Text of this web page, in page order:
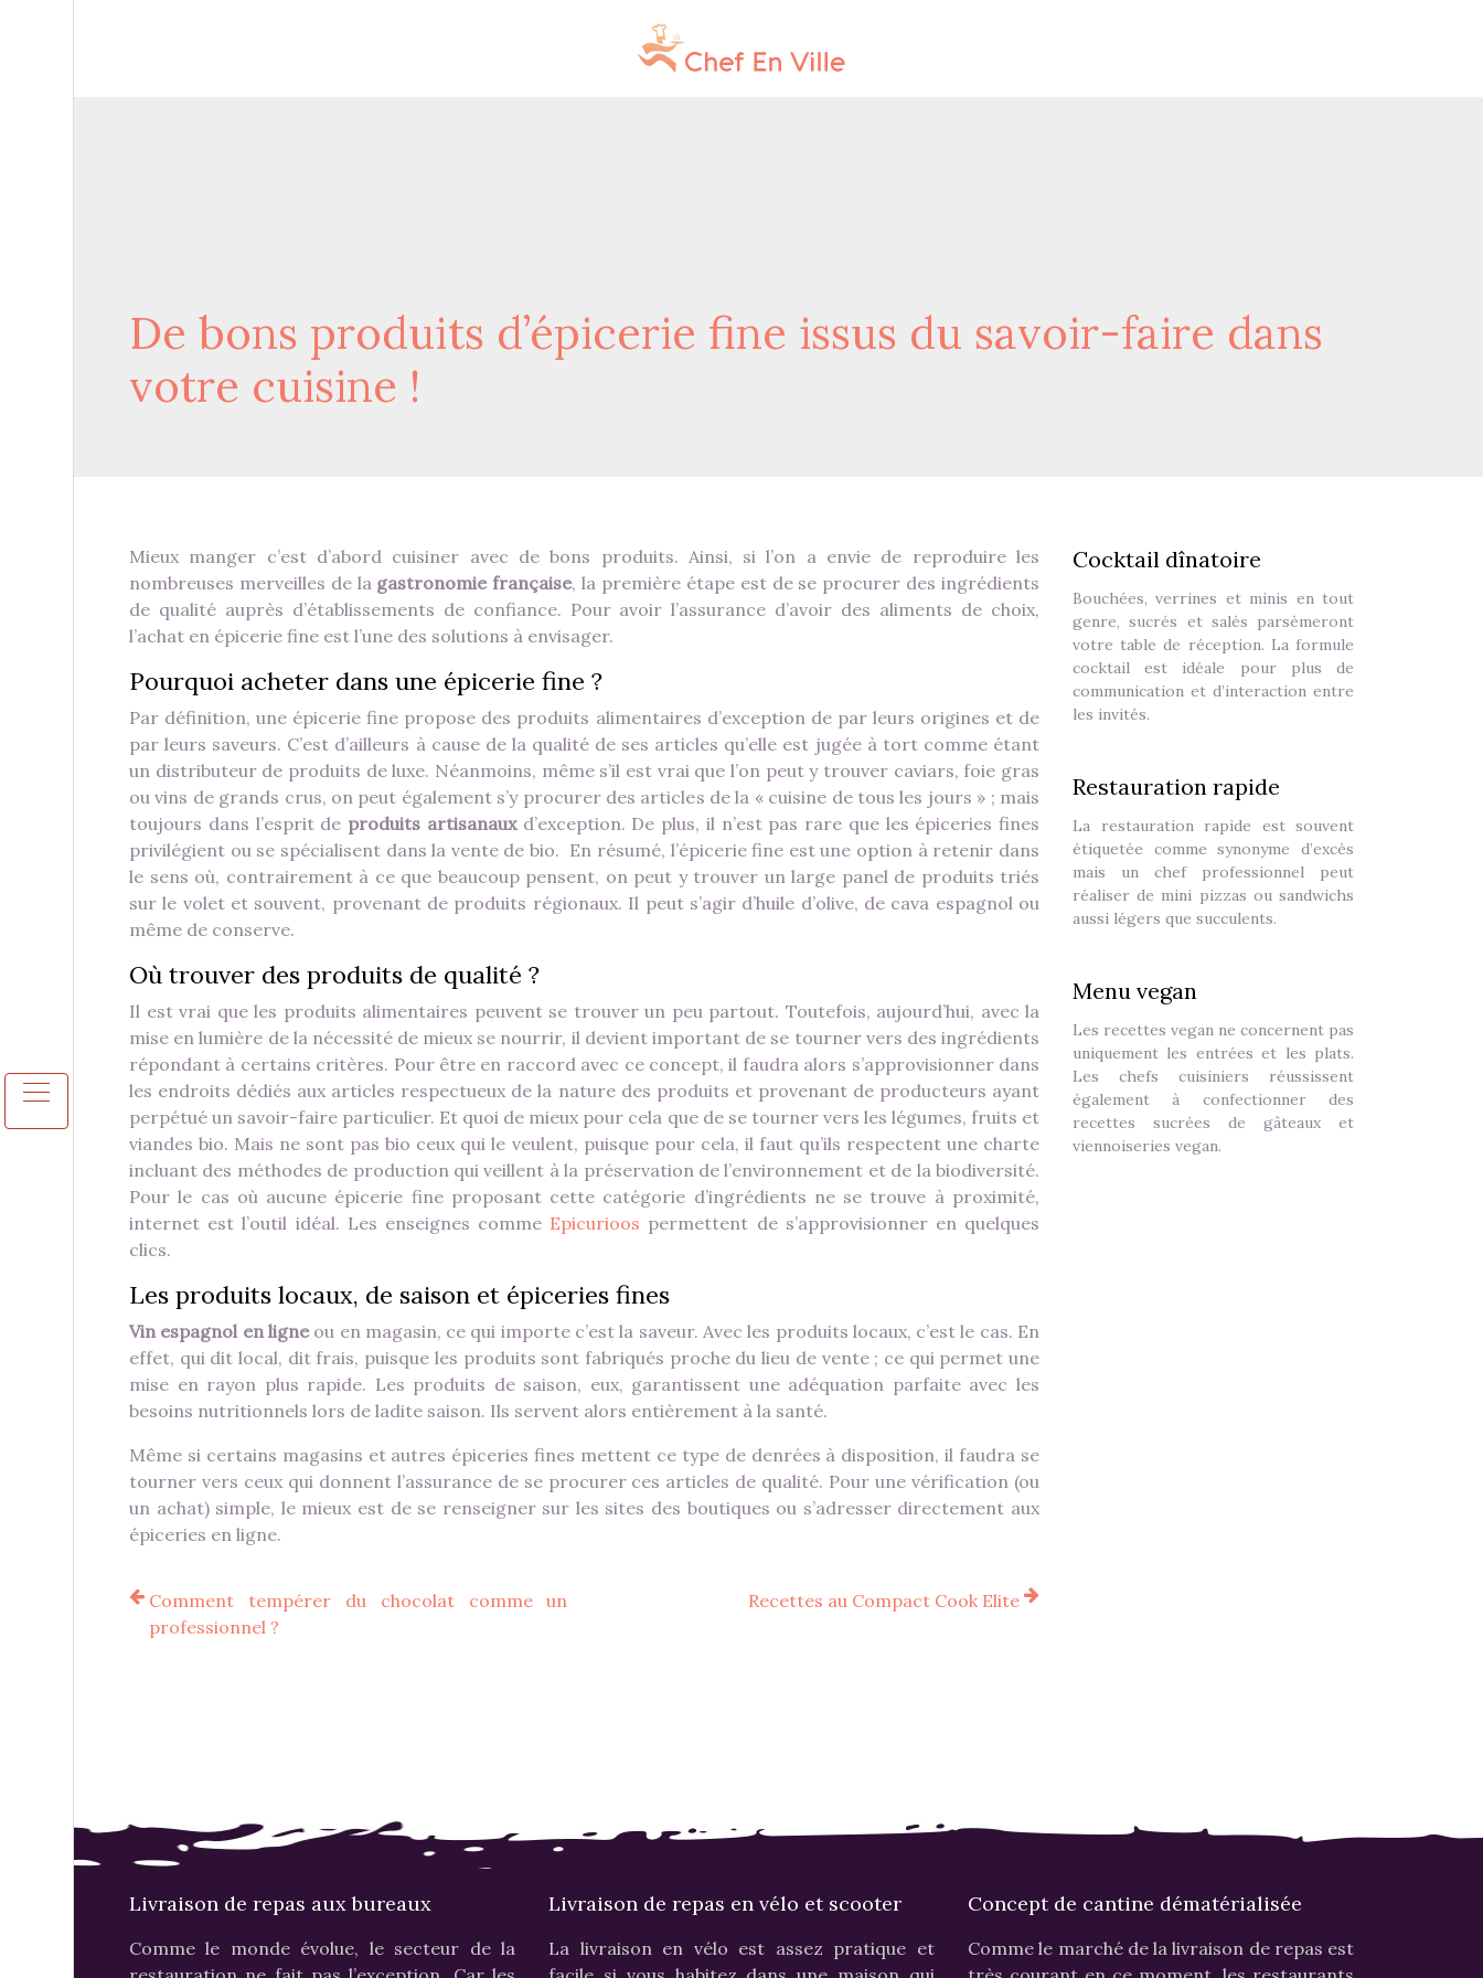
De bons produits d’épicerie fine issus du savoir-faire dans
votre cuisine !
Mieux manger c’est d’abord cuisiner avec de bons produits. Ainsi, si l’on a envie de reproduire les
nombreuses merveilles de la gastronomie française, la première étape est de se procurer des ingrédients
de qualité auprès d’établissements de confiance. Pour avoir l’assurance d’avoir des aliments de choix,
l’achat en épicerie fine est l’une des solutions à envisager.
Pourquoi acheter dans une épicerie fine ?
Par définition, une épicerie fine propose des produits alimentaires d’exception de par leurs origines et de
par leurs saveurs. C’est d’ailleurs à cause de la qualité de ses articles qu’elle est jugée à tort comme étant
un distributeur de produits de luxe. Néanmoins, même s’il est vrai que l’on peut y trouver caviars, foie gras
ou vins de grands crus, on peut également s’y procurer des articles de la « cuisine de tous les jours » ; mais
toujours dans l’esprit de produits artisanauxd’exception. De plus, il n’est pas rare que les épiceries fines
privilégient ou se spécialisent dans la vente de bio. En résumé, l’épicerie fine est une option à retenir dans
le sens où, contrairement à ce que beaucoup pensent, on peut y trouver un large panel de produits triés
sur le volet et souvent, provenant de produits régionaux. Il peut s’agir d’huile d’olive, de cava espagnol ou
même de conserve.
Où trouver des produits de qualité ?
Il est vrai que les produits alimentaires peuvent se trouver un peu partout. Toutefois, aujourd’hui, avec la
mise en lumière de la nécessité de mieux se nourrir, il devient important de se tourner vers des ingrédients
répondant à certains critères. Pour être en raccord avec ce concept, il faudra alors s’approvisionner dans
les endroits dédiés aux articles respectueux de la nature des produits et provenant de producteurs ayant
perpétué un savoir-faire particulier. Et quoi de mieux pour cela que de se tourner vers les légumes, fruits et
viandes bio. Mais ne sont pas bio ceux qui le veulent, puisque pour cela, il faut qu’ils respectent une charte
incluant des méthodes de production qui veillent à la préservation de l’environnement et de la biodiversité.
Pour le cas où aucune épicerie fine proposant cette catégorie d’ingrédients ne se trouve à proximité,
internet est l’outil idéal. Les enseignes comme Epicurioos permettent de s’approvisionner en quelques
clics.
Les produits locaux, de saison et épiceries fines
Vin espagnol en ligne ou en magasin, ce qui importe c’est la saveur. Avec les produits locaux, c’est le cas. En
effet, qui dit local, dit frais, puisque les produits sont fabriqués proche du lieu de vente ; ce qui permet une
mise en rayon plus rapide. Les produits de saison, eux, garantissent une adéquation parfaite avec les
besoins nutritionnels lors de ladite saison. Ils servent alors entièrement à la santé.
Même si certains magasins et autres épiceries fines mettent ce type de denrées à disposition, il faudra se
tourner vers ceux qui donnent l’assurance de se procurer ces articles de qualité. Pour une vérification (ou
un achat) simple, le mieux est de se renseigner sur les sites des boutiques ou s’adresser directement aux
épiceries en ligne.
Comment tempérer du chocolat comme un
professionnel ?
Recettes au Compact Cook Elite
Cocktail dînatoire
Bouchées, verrines et minis en tout
genre, sucrés et salés parsèmeront
votre table de réception. La formule
cocktail est idéale pour plus de
communication et d’interaction entre
les invités.
Restauration rapide
La restauration rapide est souvent
étiquetée comme synonyme d’excès
mais un chef professionnel peut
réaliser de mini pizzas ou sandwichs
aussi légers que succulents.
Menu vegan
Les recettes vegan ne concernent pas
uniquement les entrées et les plats.
Les chefs cuisiniers réussissent
également à confectionner des
recettes sucrées de gâteaux et
viennoiseries vegan.
Livraison de repas aux bureaux
Comme le monde évolue, le secteur de la
Livraison de repas en vélo et scooter
La livraison en vélo est assez pratique et
Concept de cantine dématérialisée
Comme le marché de la livraison de repas est